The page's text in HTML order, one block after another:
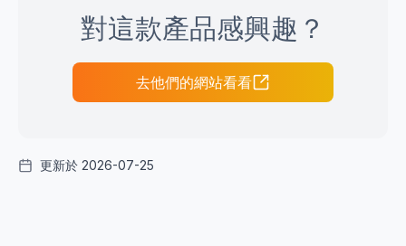
對這款產品感興趣？
去他們的網站看看
更新於 2026-07-25